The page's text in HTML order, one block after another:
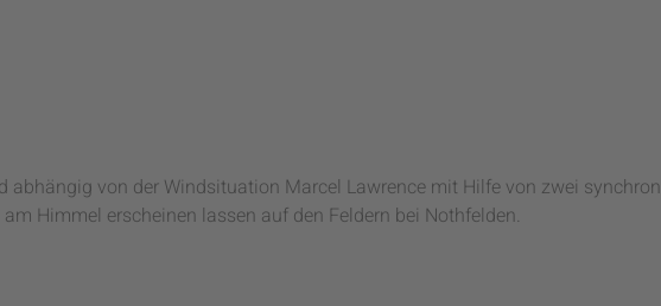
abhängig von der Windsituation Marcel Lawrence mit Hilfe von zwei synchron
Himmel erscheinen lassen auf den Feldern bei Nothfelden.